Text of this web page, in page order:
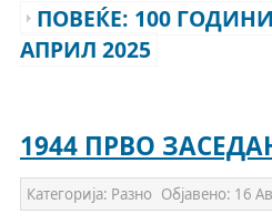
ПОВЕЌЕ: 100 ГОДИНИ
АПРИЛ 2025
1944 ПРВО
Категорија: Разно Објавено: 16